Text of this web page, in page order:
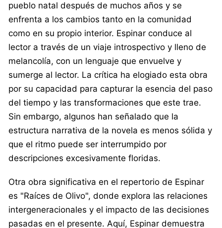
pueblo natal después de muchos años y se
enfrenta a los cambios tanto en la comunidad
como en su propio interior. Espinar conduce al
lector a través de un viaje introspectivo y lleno de
melancolía, con un lenguaje que envuelve y
sumerge al lector. La crítica ha elogiado esta obra
por su capacidad para capturar la esencia del paso
del tiempo y las transformaciones que este trae.
Sin embargo, algunos han señalado que la
estructura narrativa de la novela es menos sólida y
que el ritmo puede ser interrumpido por
descripciones excesivamente floridas.
Otra obra significativa en el repertorio de Espinar
es "Raíces de Olivo", donde explora las relaciones
intergeneracionales y el impacto de las decisiones
pasadas en el presente. Aquí, Espinar demuestra